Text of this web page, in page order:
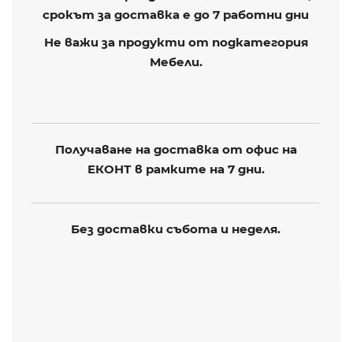
срокът за доставка е до 7 работни дни
Не важи за продукти от подкатегория
Мебели.
Получаване на доставка от офис на
ЕКОНТ в рамките на 7 дни.
Без доставки събота и неделя.